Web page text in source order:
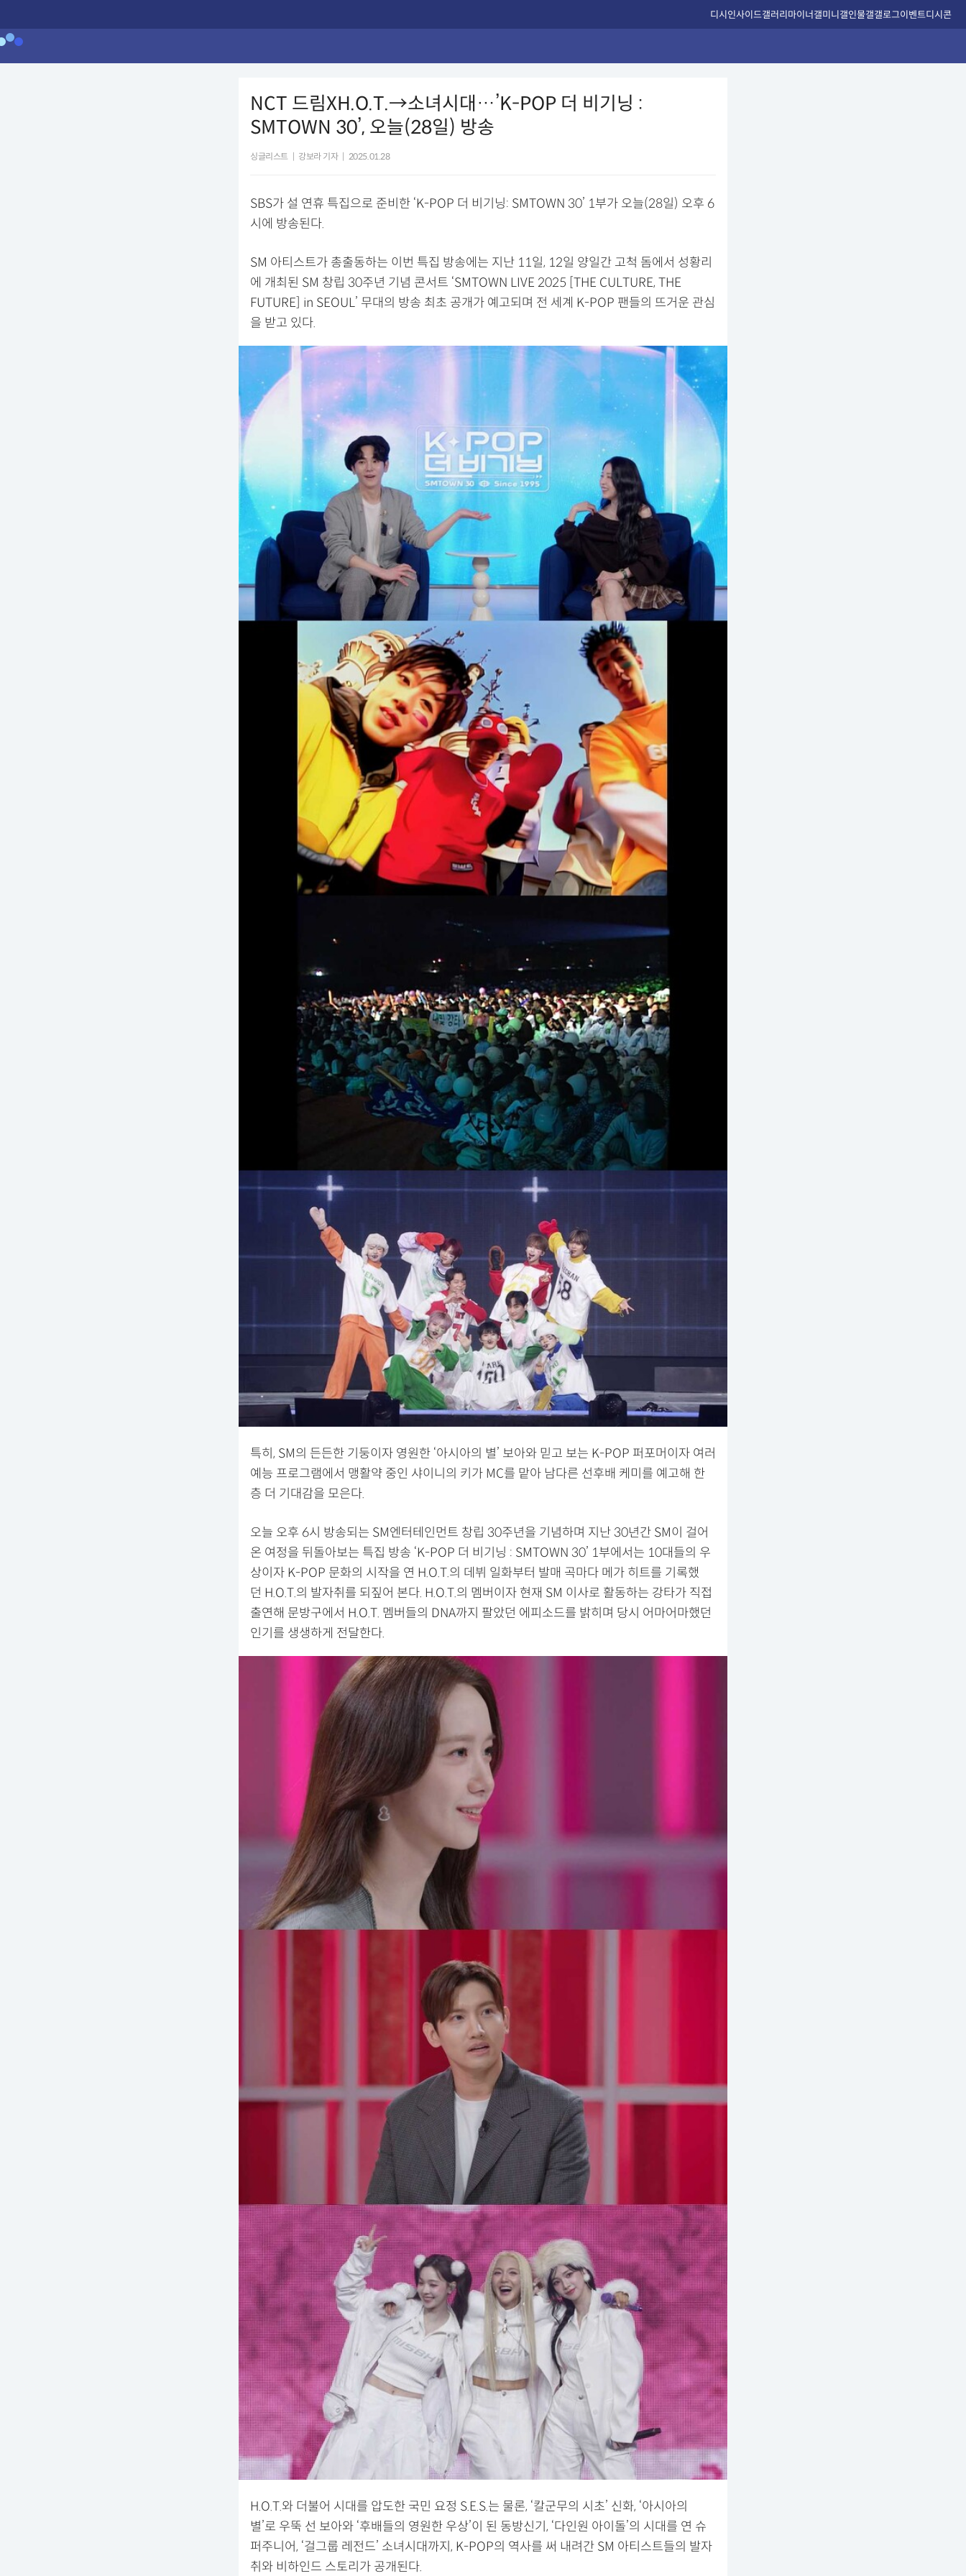
디시인사이드갤러리마이너갤미니갤인물갤갤로그이벤트디시콘
NCT 드림XH.O.T.→소녀시대…’K-POP 더 비기닝 :
SMTOWN 30’, 오늘(28일) 방송
싱글리스트 강보라 기자 2025.01.28
SBS가 설 연휴 특집으로 준비한 ‘K-POP 더 비기닝: SMTOWN 30’ 1부가 오늘(28일) 오후 6
시에 방송된다.
SM 아티스트가 총출동하는 이번 특집 방송에는 지난 11일, 12일 양일간 고척 돔에서 성황리
에 개최된 SM 창립 30주년 기념 콘서트 ‘SMTOWN LIVE 2025 [THE CULTURE, THE
FUTURE] in SEOUL’ 무대의 방송 최초 공개가 예고되며 전 세계 K-POP 팬들의 뜨거운 관심
을 받고 있다.
특히, SM의 든든한 기둥이자 영원한 ‘아시아의 별’ 보아와 믿고 보는 K-POP 퍼포머이자 여러
예능 프로그램에서 맹활약 중인 샤이니의 키가 MC를 맡아 남다른 선후배 케미를 예고해 한
층 더 기대감을 모은다.
오늘 오후 6시 방송되는 SM엔터테인먼트 창립 30주년을 기념하며 지난 30년간 SM이 걸어
온 여정을 뒤돌아보는 특집 방송 ‘K-POP 더 비기닝 : SMTOWN 30’ 1부에서는 10대들의 우
상이자 K-POP 문화의 시작을 연 H.O.T.의 데뷔 일화부터 발매 곡마다 메가 히트를 기록했
던 H.O.T.의 발자취를 되짚어 본다. H.O.T.의 멤버이자 현재 SM 이사로 활동하는 강타가 직접
출연해 문방구에서 H.O.T. 멤버들의 DNA까지 팔았던 에피소드를 밝히며 당시 어마어마했던
인기를 생생하게 전달한다.
H.O.T.와 더불어 시대를 압도한 국민 요정 S.E.S.는 물론, ‘칼군무의 시초’ 신화, ‘아시아의
별’로 우뚝 선 보아와 ‘후배들의 영원한 우상’이 된 동방신기, ‘다인원 아이돌’의 시대를 연 슈
퍼주니어, ‘걸그룹 레전드’ 소녀시대까지, K-POP의 역사를 써 내려간 SM 아티스트들의 발자
취와 비하인드 스토리가 공개된다.